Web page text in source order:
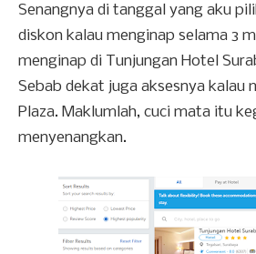
Senangnya di tanggal yang aku
diskon kalau menginap selama 3
menginap di Tunjungan Hotel
Sebab dekat juga aksesnya kalau
Plaza. Maklumlah, cuci mata itu
menyenangkan.